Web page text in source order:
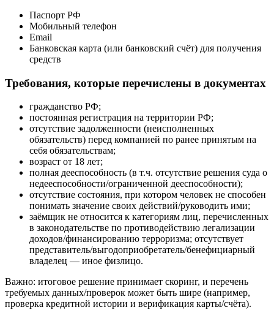
Паспорт РФ
Мобильный телефон
Email
Банковская карта (или банковский счёт) для получения
средств
Требования, которые перечислены в документах
гражданство РФ;
постоянная регистрация на территории РФ;
отсутствие задолженности (неисполненных
обязательств) перед компанией по ранее принятым на
себя обязательствам;
возраст от 18 лет;
полная дееспособность (в т.ч. отсутствие решения суда о
недееспособности/ограниченной дееспособности);
отсутствие состояния, при котором человек не способен
понимать значение своих действий/руководить ими;
заёмщик не относится к категориям лиц, перечисленных
в законодательстве по противодействию легализации
доходов/финансированию терроризма; отсутствует
представитель/выгодоприобретатель/бенефициарный
владелец — иное физлицо.
Важно: итоговое решение принимает скоринг, и перечень
требуемых данных/проверок может быть шире (например,
проверка кредитной истории и верификация карты/счёта).